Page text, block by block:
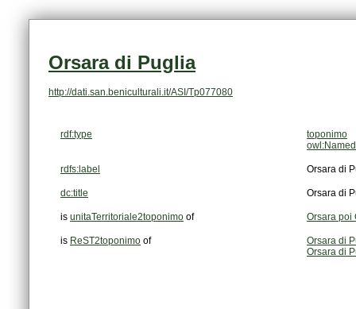
Orsara di Puglia
http://dati.san.beniculturali.it/ASI/Tp077080
rdf:type
toponimo
rdfs:label Orsara di
dc:title Orsara di
is unitaTerritoriale2toponimo of Orsara poi
is ReST2toponimo of
Orsara di
Orsara di